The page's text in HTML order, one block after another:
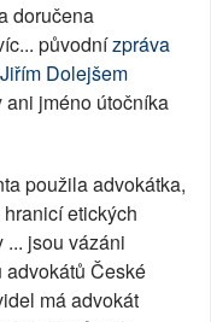
doručena
původnízpráva
Dolejšem
jméno útočníka
použila advokátka,
etických
jsou vázáni
České
má advokát